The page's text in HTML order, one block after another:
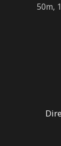
50m,